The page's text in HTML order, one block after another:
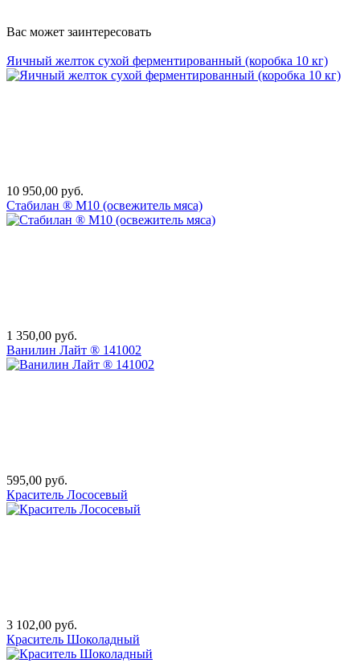
Вас может заинтересовать
Яичный желток сухой ферментированный (коробка 10 кг)
10 950,00 руб.
Стабилан ® М10 (освежитель мяса)
1 350,00 руб.
Ванилин Лайт ® 141002
595,00 руб.
Краситель Лососевый
3 102,00 руб.
Краситель Шоколадный